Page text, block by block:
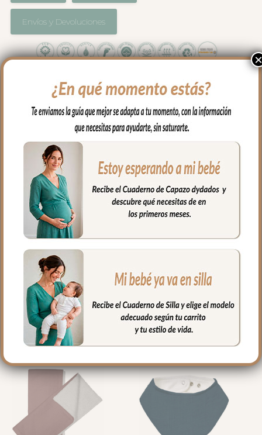
Envíos y Devoluciones
En rizo de algodón con el borde a juego
con la colección que hayas elegido para
Perfecta para el uso diario con tu bebe
sobre todo para poner al hombro después
de cada toma.
Medidas: 50x25cm
PRODUCTOS
RELACIONADOS
×